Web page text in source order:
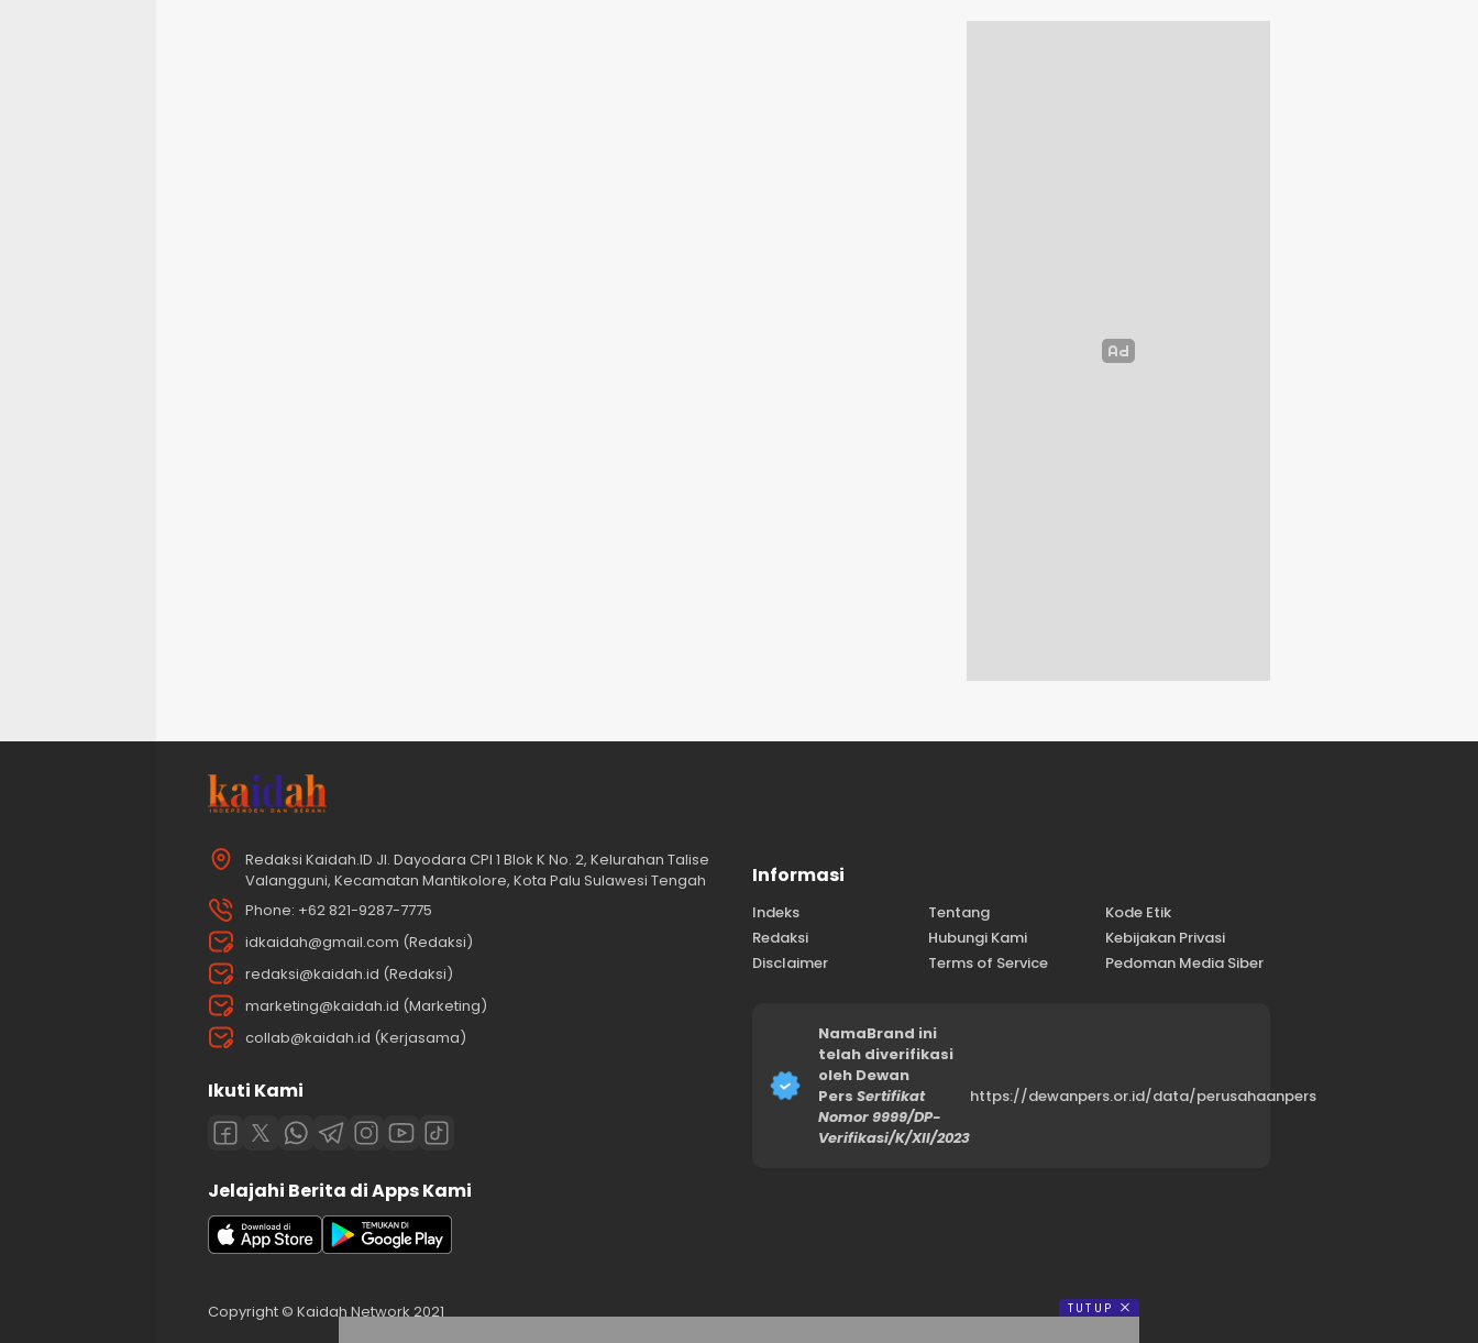
Redaksi Kaidah.ID Jl. Dayodara CPI 1 Blok K No. 2, Kelurahan Talise
Valangguni, Kecamatan Mantikolore, Kota Palu Sulawesi Tengah
Phone: +62 821-9287-7775
idkaidah@gmail.com (Redaksi)
redaksi@kaidah.id (Redaksi)
marketing@kaidah.id (Marketing)
collab@kaidah.id (Kerjasama)
Ikuti Kami
Jelajahi Berita di Apps Kami
Informasi
Indeks Tentang
Kode Etik
Redaksi
Hubungi Kami
Kebijakan Privasi
Disclaimer
Terms of Service Pedoman Media Siber
NamaBrand ini
telah diverifikasi
oleh Dewan
Pers Sertifikat
Nomor 9999/DP-
Verifikasi/K/XII/2023
https://dewanpers.or.id/data/perusahaanpers
Copyright © Kaidah Network 2021 TUTUP